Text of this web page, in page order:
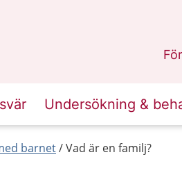
Undersökning &
barnet Vad är en familj?